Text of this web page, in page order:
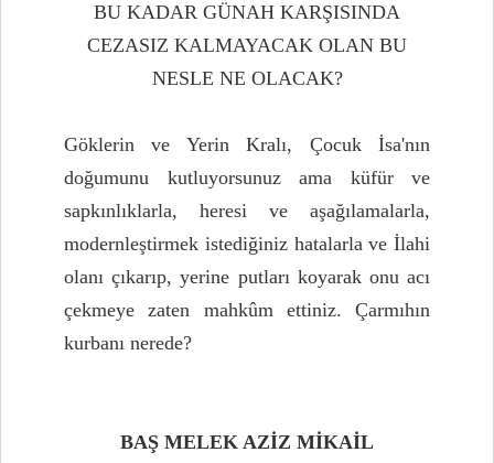
BU KADAR GÜNAH KARŞISINDA
CEZASIZ KALMAYACAK OLAN BU
NESLE NE OLACAK?
Göklerin ve Yerin Kralı, Çocuk İsa'nın
doğumunu kutluyorsunuz ama küfür ve
sapkınlıklarla, heresi ve aşağılamalarla,
modernleştirmek istediğiniz hatalarla ve İlahi
olanı çıkarıp, yerine putları koyarak onu acı
çekmeye zaten mahkûm ettiniz. Çarmıhın
kurbanı nerede?
BAŞ MELEK AZİZ MİKAİL